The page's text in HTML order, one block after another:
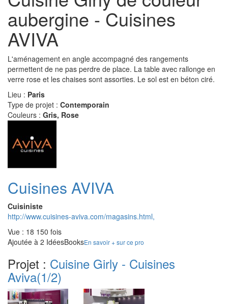
aubergine - Cuisines
AVIVA
L'aménagement en angle accompagné des rangements
permettent de ne pas perdre de place. La table avec rallonge en
verre rose et les chaises sont assorties. Le sol est en béton ciré.
Lieu : Paris
Type de projet : Contemporain
Couleurs : Gris, Rose
Cuisines AVIVA
Cuisiniste
http://www.cuisines-aviva.com/magasins.html,
Vue : 18 150 fois
Ajoutée à 2 IdéesBooksEn savoir + sur ce pro
Projet : Cuisine Girly - Cuisines
Aviva(1/2)